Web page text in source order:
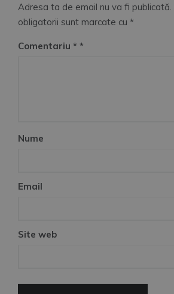
Adresa ta de email nu va fi publicată.
obligatorii sunt marcate cu *
Comentariu *
Nume
Email
Site web